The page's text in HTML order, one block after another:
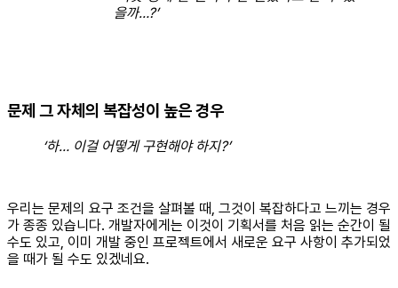
을까…?’
문제 그 자체의 복잡성이 높은 경우
‘하… 이걸 어떻게 구현해야 하지?’
우리는 문제의 요구 조건을 살펴볼 때, 그것이 복잡하다고 느끼는 경우
가 종종 있습니다. 개발자에게는 이것이 기획서를 처음 읽는 순간이 될
수도 있고, 이미 개발 중인 프로젝트에서 새로운 요구 사항이 추가되었
을 때가 될 수도 있겠네요.